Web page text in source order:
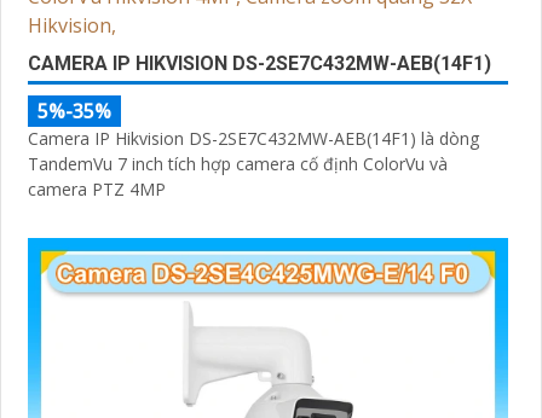
CAMERA IP HIKVISION DS-2SE7C432MW-AEB(14F1)
5%-35%
Camera IP Hikvision DS-2SE7C432MW-AEB(14F1) là dòng
TandemVu 7 inch tích hợp camera cố định ColorVu và
camera PTZ 4MP